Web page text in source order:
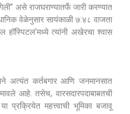
असे राजघराण्यातर्फे जारी करण्यात
वेळेनुसार सायंकाळी ७:४८ वाजता
हॉस्पिटल’मध्ये त्यांनी अखेरचा श्वास
अत्यंत कर्तबगार आणि जनमानसात
आहे. तसेच, वारसदारपदाबाबतची
प्रक्रियेत महत्त्वाची भूमिका बजावू